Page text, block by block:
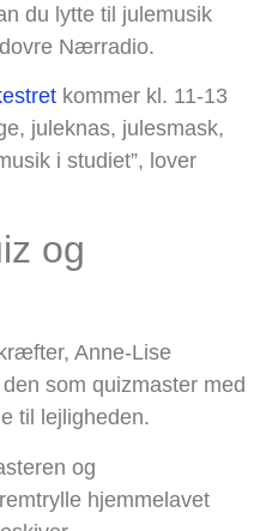
du lytte til julemusik
Nærradio.
kommer kl. 11-13
juleknas, julesmask,
i studiet”, lover
og
Anne-Lise
som quizmaster med
til lejligheden.
og
hjemmelavet